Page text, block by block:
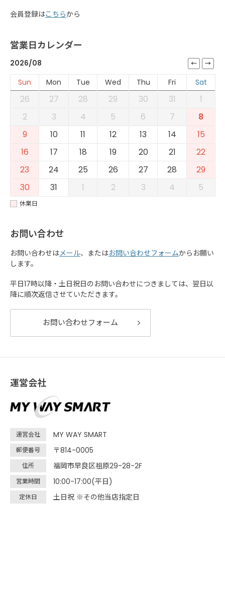
会員登録はこちらから
営業日カレンダー
2026/08
Sun
Mon Tue Wed Thu Fri Sat
26 27 28 29 30 31
1
2
3 4 5 6 7
8
9
10 11 12 13 14
15
16
17 18 19 20 21
22
23
24 25 26 27 28
29
30
31 1 2 3 4 5
休業日
お問い合わせ
お問い合わせはメール、またはお問い合わせフォームからお願い
します。
平日17時以降・土日祝日のお問い合わせにつきましては、翌日以
降に順次返信させていただきます。
お問い合わせフォーム
運営会社
運営会社 MY WAY SMART
郵便番号 〒814-0005
住所 福岡市早良区祖原29-28-2F
営業時間 10:00-17:00(平日)
定休日 土日祝 ※その他当店指定日